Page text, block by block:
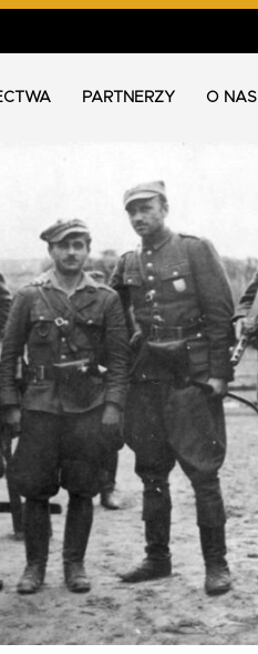
PARTNERZY O NAS